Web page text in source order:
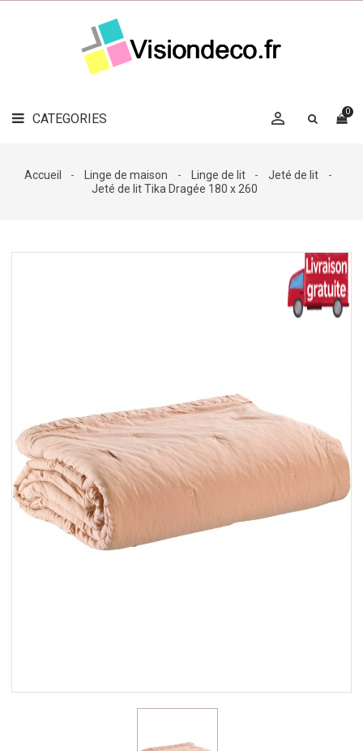
CATEGORIES 0

LE
MAG
DÉCO

DÉCO
Accueil Linge de maison Linge de lit
Jeté de lit
Jeté de lit Tika Dragée 180 x 260